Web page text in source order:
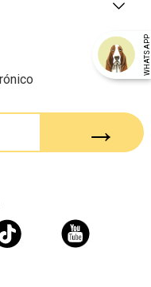
WHATSAPP